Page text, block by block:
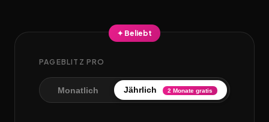
✦ Beliebt
PAGEBLITZ PRO
Monatlich Jährlich 2 Monate gratis